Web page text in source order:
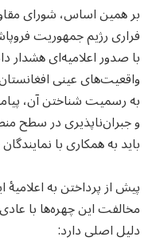
بر همین اساس، شورای
فراری رژیم جمهوریت
با صدور اعلامیه‌ای هشدار
واقعیت‌های عینی
به رسمیت شناختن آن،
و جبران‌ناپذیری در سطح
باید به همکاری با
پیش از پرداختن به اعلامیهٔ
مخالفت این چهره‌ها با
دلیل اصلی دارد: